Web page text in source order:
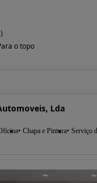
o topo
Lda
Chapa e Pintura Serviço